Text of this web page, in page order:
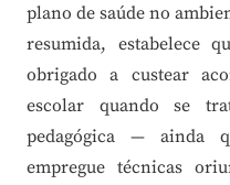
plano de saúde no
resumida, estabelece
obrigado a custear
escolar quando se
pedagógica — ainda
empregue técnicas